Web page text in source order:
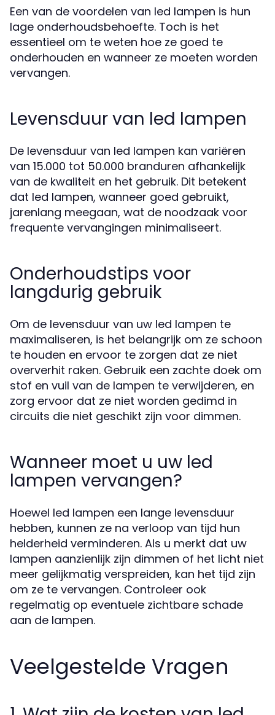
Een van de voordelen van led lampen is hun
lage onderhoudsbehoefte. Toch is het
essentieel om te weten hoe ze goed te
onderhouden en wanneer ze moeten worden
vervangen.
Levensduur van led lampen
De levensduur van led lampen kan variëren
van 15.000 tot 50.000 branduren afhankelijk
van de kwaliteit en het gebruik. Dit betekent
dat led lampen, wanneer goed gebruikt,
jarenlang meegaan, wat de noodzaak voor
frequente vervangingen minimaliseert.
Onderhoudstips voor
langdurig gebruik
Om de levensduur van uw led lampen te
maximaliseren, is het belangrijk om ze schoon
te houden en ervoor te zorgen dat ze niet
oververhit raken. Gebruik een zachte doek om
stof en vuil van de lampen te verwijderen, en
zorg ervoor dat ze niet worden gedimd in
circuits die niet geschikt zijn voor dimmen.
Wanneer moet u uw led
lampen vervangen?
Hoewel led lampen een lange levensduur
hebben, kunnen ze na verloop van tijd hun
helderheid verminderen. Als u merkt dat uw
lampen aanzienlijk zijn dimmen of het licht niet
meer gelijkmatig verspreiden, kan het tijd zijn
om ze te vervangen. Controleer ook
regelmatig op eventuele zichtbare schade
aan de lampen.
Veelgestelde Vragen